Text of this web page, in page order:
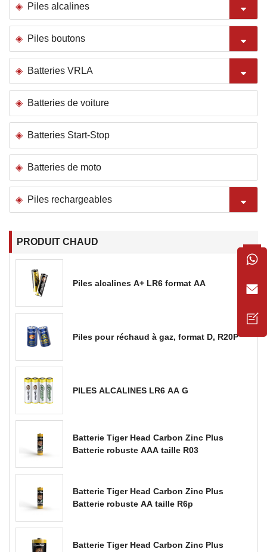
Piles alcalines
Piles boutons
Batteries VRLA
Batteries de voiture
Batteries Start-Stop
Batteries de moto
Piles rechargeables
PRODUIT CHAUD
Piles alcalines A+ LR6 format AA
Piles pour réchaud à gaz, format D, R20P
PILES ALCALINES LR6 AA G
Batterie Tiger Head Carbon Zinc Plus
Batterie robuste AAA taille R03
Batterie Tiger Head Carbon Zinc Plus
Batterie robuste AA taille R6p
Batterie Tiger Head Carbon Zinc Plus